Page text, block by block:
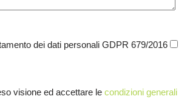
dei dati personali GDPR 679/2016
visione ed accettare le condizioni generali